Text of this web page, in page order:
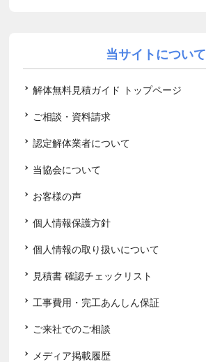
当サイトについて
解体無料見積ガイド トップページ
ご相談・資料請求
認定解体業者について
当協会について
お客様の声
個人情報保護方針
個人情報の取り扱いについて
見積書 確認チェックリスト
工事費用・完工あんしん保証
ご来社でのご相談
メディア掲載履歴